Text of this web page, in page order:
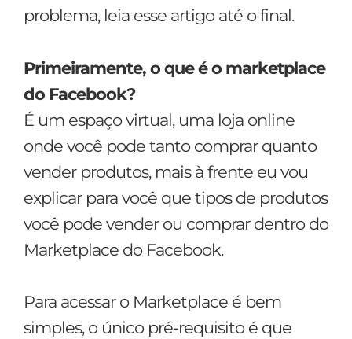
problema, leia esse artigo até o final.
Primeiramente, o que é o marketplace
do Facebook?
É um espaço virtual, uma loja online
onde você pode tanto comprar quanto
vender produtos, mais à frente eu vou
explicar para você que tipos de produtos
você pode vender ou comprar dentro do
Marketplace do Facebook.
Para acessar o Marketplace é bem
simples, o único pré-requisito é que